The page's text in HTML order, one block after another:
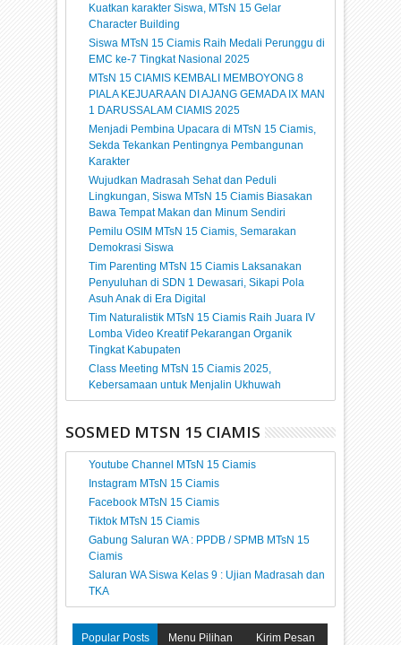
Kuatkan karakter Siswa, MTsN 15 Gelar
Character Building
Siswa MTsN 15 Ciamis Raih Medali Perunggu di
EMC ke-7 Tingkat Nasional 2025
MTsN 15 CIAMIS KEMBALI MEMBOYONG 8
PIALA KEJUARAAN DI AJANG GEMADA IX MAN
1 DARUSSALAM CIAMIS 2025
Menjadi Pembina Upacara di MTsN 15 Ciamis,
Sekda Tekankan Pentingnya Pembangunan
Karakter
Wujudkan Madrasah Sehat dan Peduli
Lingkungan, Siswa MTsN 15 Ciamis Biasakan
Bawa Tempat Makan dan Minum Sendiri
Pemilu OSIM MTsN 15 Ciamis, Semarakan
Demokrasi Siswa
Tim Parenting MTsN 15 Ciamis Laksanakan
Penyuluhan di SDN 1 Dewasari, Sikapi Pola
Asuh Anak di Era Digital
Tim Naturalistik MTsN 15 Ciamis Raih Juara IV
Lomba Video Kreatif Pekarangan Organik
Tingkat Kabupaten
Class Meeting MTsN 15 Ciamis 2025,
Kebersamaan untuk Menjalin Ukhuwah
SOSMED MTSN 15 CIAMIS
Youtube Channel MTsN 15 Ciamis
Instagram MTsN 15 Ciamis
Facebook MTsN 15 Ciamis
Tiktok MTsN 15 Ciamis
Gabung Saluran WA : PPDB / SPMB MTsN 15
Ciamis
Saluran WA Siswa Kelas 9 : Ujian Madrasah dan
TKA
Popular Posts Menu Pilihan Kirim Pesan